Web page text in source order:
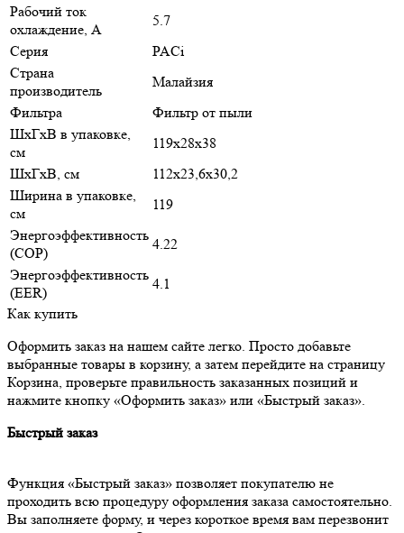
Рабочий ток
охлаждение, А
5.7
Серия
PACi
Страна
производитель
Малайзия
Фильтра
Фильтр от пыли
ШxГxВ в упаковке,
см
119x28x38
ШxГxВ, см
112x23,6x30,2
Ширина в упаковке,
см
119
Энергоэффективность
(COP)
4.22
Энергоэффективность
(EER)
4.1
Как купить
Оформить заказ на нашем сайте легко. Просто добавьте
выбранные товары в корзину, а затем перейдите на страницу
Корзина, проверьте правильность заказанных позиций и
нажмите кнопку «Оформить заказ» или «Быстрый заказ».
Быстрый заказ
Функция «Быстрый заказ» позволяет покупателю не
проходить всю процедуру оформления заказа самостоятельно.
Вы заполняете форму, и через короткое время вам перезвонит